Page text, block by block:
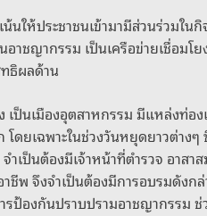
นให้ประชาชนเข้ามามีส่วนร่วมใ
าชญากรรม เป็นเครือข่ายเชื่อม
ธิผลด้าน
เป็นเมืองอุตสาหกรรม มีแหล่งท่อ
โดยเฉพาะในช่วงวันหยุดยาวต่า
เป็นต้องมีเจ้าหน้าที่ตำรวจ อาส
ชีพ จึงจำเป็นต้องมีการอบรมดังก
ป้องกันปราบปรามอาชญากรรม